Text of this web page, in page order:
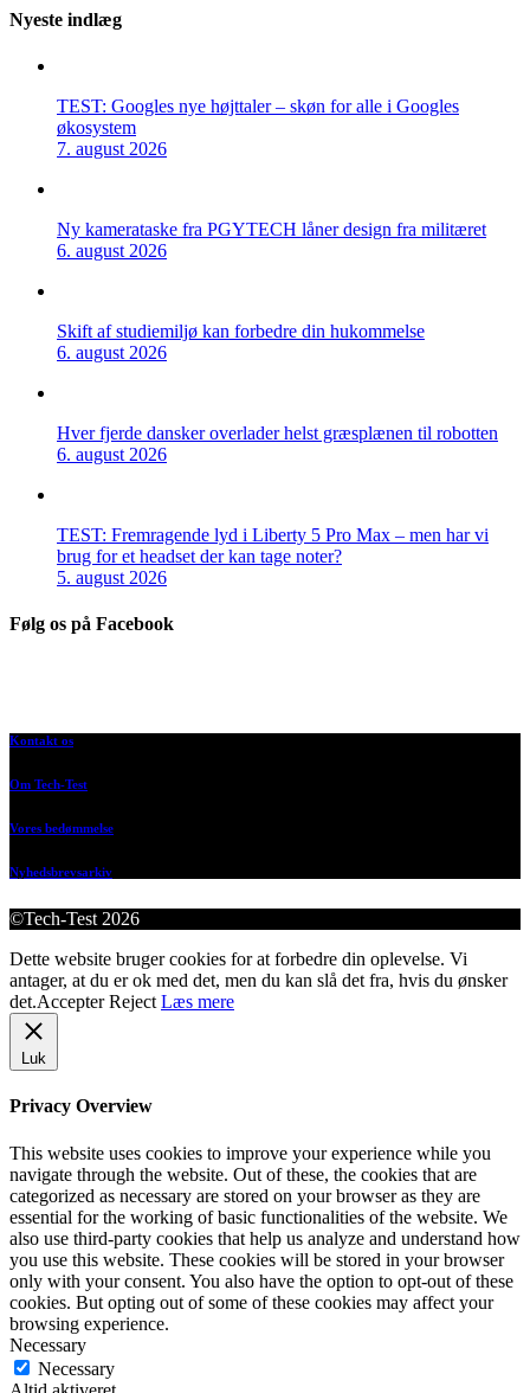
Nyeste indlæg
TEST: Googles nye højttaler – skøn for alle i Googles
økosystem
7. august 2026
Ny kamerataske fra PGYTECH låner design fra militæret
6. august 2026
Skift af studiemiljø kan forbedre din hukommelse
6. august 2026
Hver fjerde dansker overlader helst græsplænen til robotten
6. august 2026
TEST: Fremragende lyd i Liberty 5 Pro Max – men har vi
brug for et headset der kan tage noter?
5. august 2026
Følg os på Facebook
Kontakt os
Om Tech-Test
Vores bedømmelse
Nyhedsbrevsarkiv
©Tech-Test 2026
Dette website bruger cookies for at forbedre din oplevelse. Vi
antager, at du er ok med det, men du kan slå det fra, hvis du ønsker
det.Accepter Reject Læs mere
Luk
Privacy Overview
This website uses cookies to improve your experience while you
navigate through the website. Out of these, the cookies that are
categorized as necessary are stored on your browser as they are
essential for the working of basic functionalities of the website. We
also use third-party cookies that help us analyze and understand how
you use this website. These cookies will be stored in your browser
only with your consent. You also have the option to opt-out of these
cookies. But opting out of some of these cookies may affect your
browsing experience.
Necessary
Necessary